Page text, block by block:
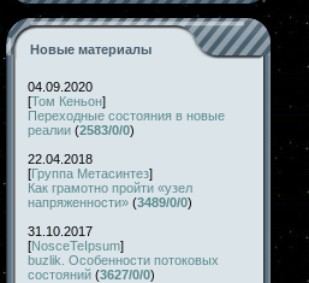
Новые материалы
04.09.2020
[Том Кеньон]
Переходные состояния в новые
реалии (2583/0/0)
22.04.2018
[Группа Метасинтез]
Как грамотно пройти «узел
напряженности» (3489/0/0)
31.10.2017
[NosceTeIpsum]
buzlik. Особенности потоковых
состояний (3627/0/0)